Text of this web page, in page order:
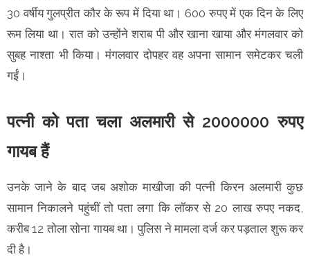
30 वर्षीय गुलप्रीत कौर के रूप में दिया था। 600 रुपए में एक दिन के लिए
रूम लिया था। रात को उन्होंने शराब पी और खाना खाया और मंगलवार को
सुबह नाश्ता भी किया। मंगलवार दोपहर वह अपना सामान समेटकर चली
गईं।
पत्नी को पता चला अलमारी से 2000000 रुपए
गायब हैं
उनके जाने के बाद जब अशोक माखीजा की पत्नी किरन अलमारी कुछ
सामान निकालने पहुंचीं तो पता लगा कि लॉकर से 20 लाख रुपए नकद,
करीब 12 तोला सोना गायब था। पुलिस ने मामला दर्ज कर पड़ताल शुरू कर
दी है।